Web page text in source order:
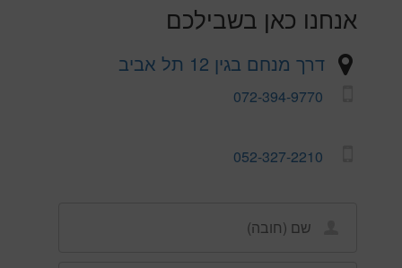
אנחנו כאן בשבילכם
דרך מנחם בגין 12 תל אביב
072-394-9770
052-327-2210